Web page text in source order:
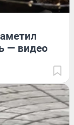
— видео